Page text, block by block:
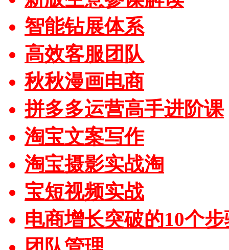
智能钻展体系
高效客服团队
秋秋漫画电商
拼多多运营高手进阶课
淘宝文案写作
淘宝摄影实战淘
宝短视频实战
电商增长突破的10个